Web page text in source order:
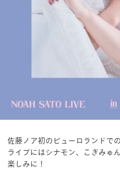
マイペー
佐藤ノア初のピューロランドで
ライブにはシナモン、こぎみゅ
楽しみに！